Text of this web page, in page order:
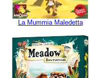
La Mummia Maledetta